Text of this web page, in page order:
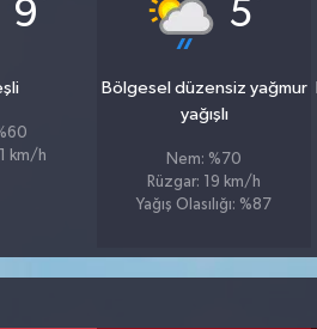
9
km/h
5
Bölgesel düzensiz yağmur
yağışlı
Nem: %70
Rüzgar: 19 km/h
Yağış Olasılığı: %87